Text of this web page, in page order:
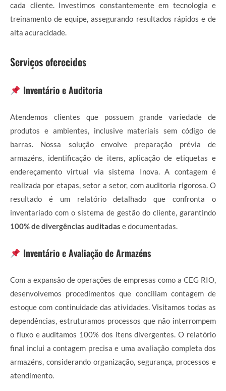
cada cliente. Investimos constantemente em tecnologia e
treinamento de equipe, assegurando resultados rápidos e de
alta acuracidade.
Serviços oferecidos
Inventário e Auditoria
Atendemos clientes que possuem grande variedade de
produtos e ambientes, inclusive materiais sem código de
barras. Nossa solução envolve preparação prévia de
armazéns, identificação de itens, aplicação de etiquetas e
endereçamento virtual via sistema Inova. A contagem é
realizada por etapas, setor a setor, com auditoria rigorosa. O
resultado é um relatório detalhado que confronta o
inventariado com o sistema de gestão do cliente, garantindo
100% de divergências auditadas e documentadas.
Inventário e Avaliação de Armazéns
Com a expansão de operações de empresas como a CEG RIO,
desenvolvemos procedimentos que conciliam contagem de
estoque com continuidade das atividades. Visitamos todas as
dependências, estruturamos processos que não interrompem
o fluxo e auditamos 100% dos itens divergentes. O relatório
final inclui a contagem precisa e uma avaliação completa dos
armazéns, considerando organização, segurança, processos e
atendimento.